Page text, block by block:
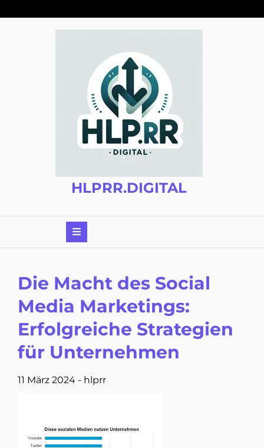
Inhalt
HLPRR.DIGITAL
Die Macht des Social
Media Marketings:
Erfolgreiche Strategien
für Unternehmen
11 März 2024 - hlprr